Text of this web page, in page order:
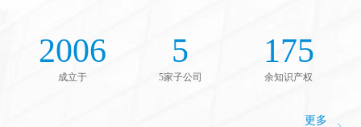
2006
成立于
5
5家子公司
175
余知识产权
更多